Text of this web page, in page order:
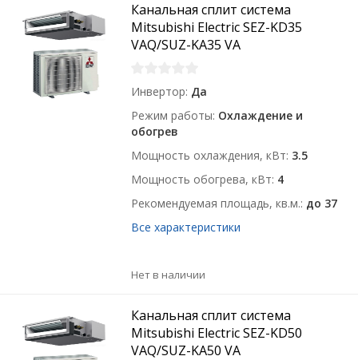
Канальная сплит система
Mitsubishi Electric SEZ-KD35
VAQ/SUZ-KA35 VA
Инвертор Да
Режим работы Охлаждение и
обогрев
Мощность охлаждения, кВт 3.5
Мощность обогрева, кВт 4
Рекомендуемая площадь, кв.м. до 37
Все характеристики
Нет в наличии
Канальная сплит система
Mitsubishi Electric SEZ-KD50
VAQ/SUZ-KA50 VA